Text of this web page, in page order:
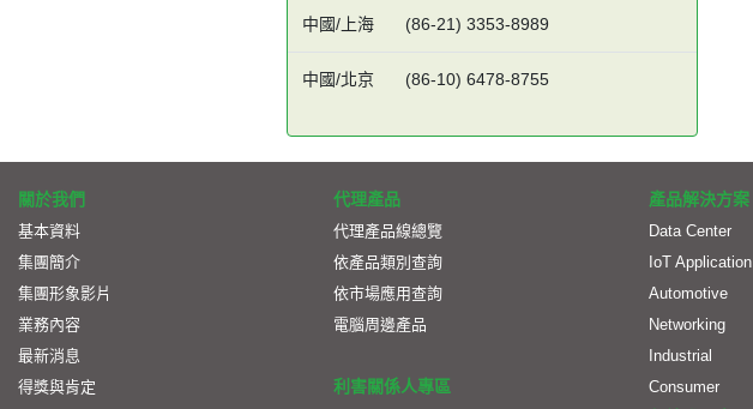
中國/上海 (86-21) 3353-8989
中國/北京 (86-10) 6478-8755
關於我們
基本資料
集團簡介
集團形象影片
業務內容
最新消息
得獎與肯定
代理產品
代理產品線總覽
依產品類別查詢
依市場應用查詢
電腦周邊產品
利害關係人專區
產品解決方案
Data Center
IoT Application
Automotive
Networking
Industrial
Consumer